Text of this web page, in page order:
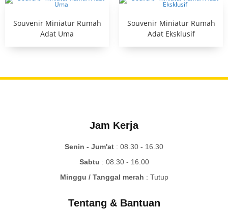
Souvenir Miniatur Rumah
Adat Uma
Souvenir Miniatur Rumah
Adat Eksklusif
Jam Kerja
Senin - Jum'at : 08.30 - 16.30
Sabtu : 08.30 - 16.00
Minggu / Tanggal merah : Tutup
Tentang & Bantuan